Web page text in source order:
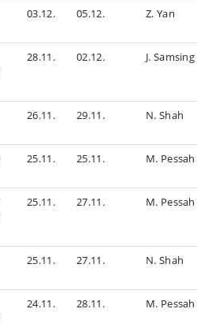
03.12. 05.12. Z. Yan
28.11. 02.12. J. Samsing
26.11. 29.11. N. Shah
25.11. 25.11. M. Pessah
25.11. 27.11. M. Pessah
25.11. 27.11. N. Shah
24.11. 28.11. M. Pessah